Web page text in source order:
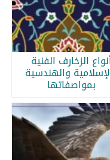
الزخارف الفنية
والهندسية
بمواصفاتها